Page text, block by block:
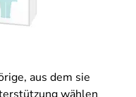
aus dem sie